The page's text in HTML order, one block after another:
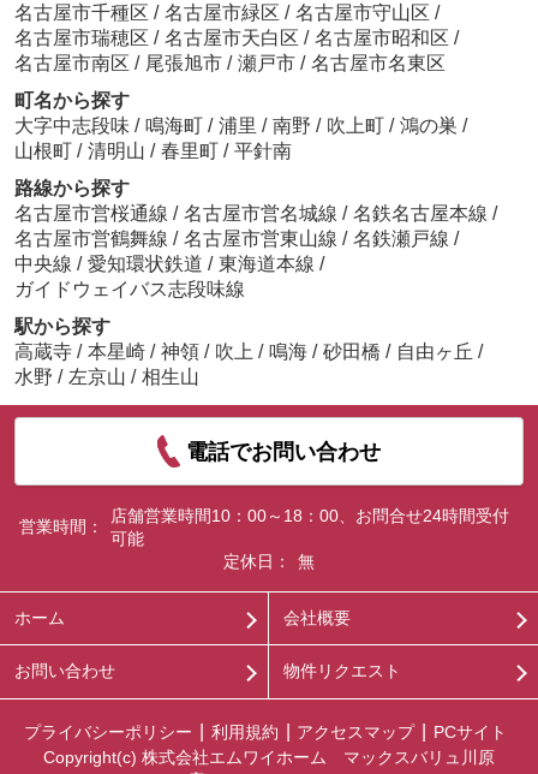
名古屋市千種区 / 名古屋市緑区 / 名古屋市守山区 /
名古屋市瑞穂区 / 名古屋市天白区 / 名古屋市昭和区 /
名古屋市南区 / 尾張旭市 / 瀬戸市 / 名古屋市名東区
町名から探す
大字中志段味 / 鳴海町 / 浦里 / 南野 / 吹上町 / 鴻の巣 /
山根町 / 清明山 / 春里町 / 平針南
路線から探す
名古屋市営桜通線 / 名古屋市営名城線 / 名鉄名古屋本線 /
名古屋市営鶴舞線 / 名古屋市営東山線 / 名鉄瀬戸線 /
中央線 / 愛知環状鉄道 / 東海道本線 /
ガイドウェイバス志段味線
駅から探す
高蔵寺 / 本星崎 / 神領 / 吹上 / 鳴海 / 砂田橋 / 自由ヶ丘 /
水野 / 左京山 / 相生山
電話でお問い合わせ
営業時間：
店舗営業時間10：00～18：00、お問合せ24時間受付
可能
定休日：
無
ホーム 会社概要
お問い合わせ 物件リクエスト
プライバシーポリシー 利用規約 アクセスマップ
PCサイト
Copyright(c) 株式会社エムワイホーム マックスバリュ川原